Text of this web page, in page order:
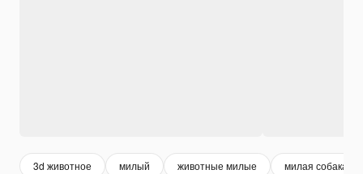
3d животное милый животные милые милая собака